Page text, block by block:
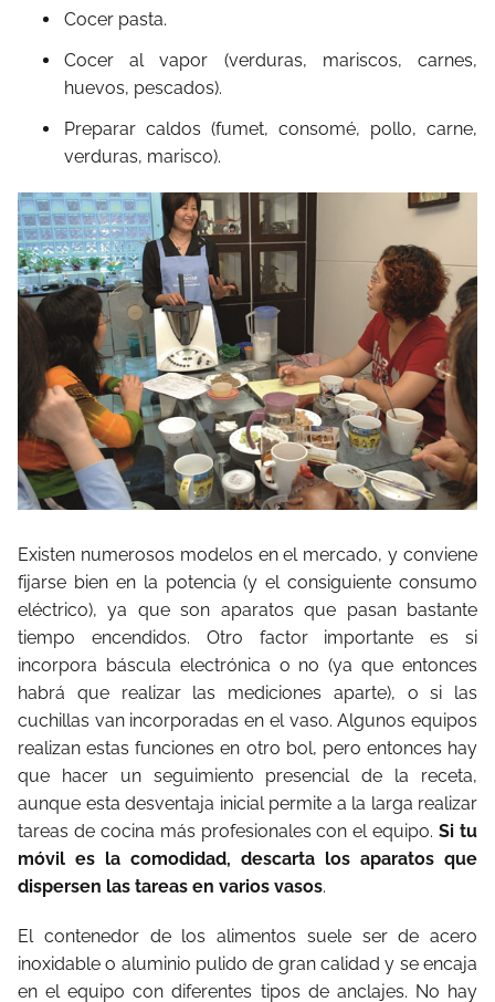
Cocer pasta.
Cocer al vapor (verduras, mariscos, carnes,
huevos, pescados).
Preparar caldos (fumet, consomé, pollo, carne,
verduras, marisco).
Existen numerosos modelos en el mercado, y conviene
fijarse bien en la potencia (y el consiguiente consumo
eléctrico), ya que son aparatos que pasan bastante
tiempo encendidos. Otro factor importante es si
incorpora báscula electrónica o no (ya que entonces
habrá que realizar las mediciones aparte), o si las
cuchillas van incorporadas en el vaso. Algunos equipos
realizan estas funciones en otro bol, pero entonces hay
que hacer un seguimiento presencial de la receta,
aunque esta desventaja inicial permite a la larga realizar
tareas de cocina más profesionales con el equipo.Si tu
móvil es la comodidad, descarta los aparatos que
dispersen las tareas en varios vasos.
El contenedor de los alimentos suele ser de acero
inoxidable o aluminio pulido de gran calidad y se encaja
en el equipo con diferentes tipos de anclajes. No hay